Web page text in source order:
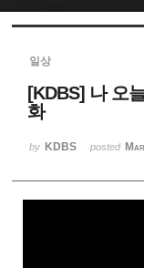
일상
[KDBS] 나 오
화
by KDBS posted